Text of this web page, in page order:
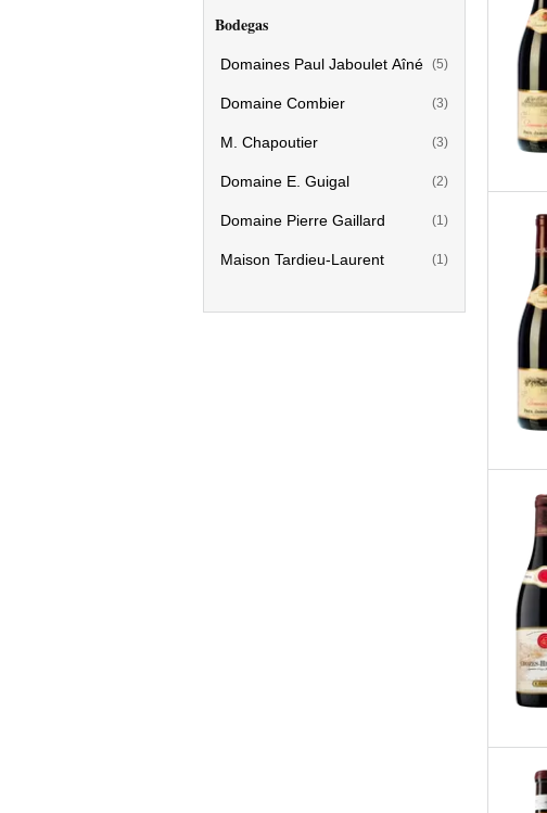
Bodegas
Domaines Paul Jaboulet Aîné (5)
Domaine Combier (3)
M. Chapoutier (3)
Domaine E. Guigal (2)
Domaine Pierre Gaillard (1)
Maison Tardieu-Laurent (1)